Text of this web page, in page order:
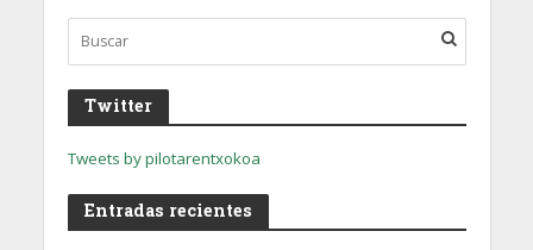
Twitter
Tweets by pilotarentxokoa
Entradas recientes